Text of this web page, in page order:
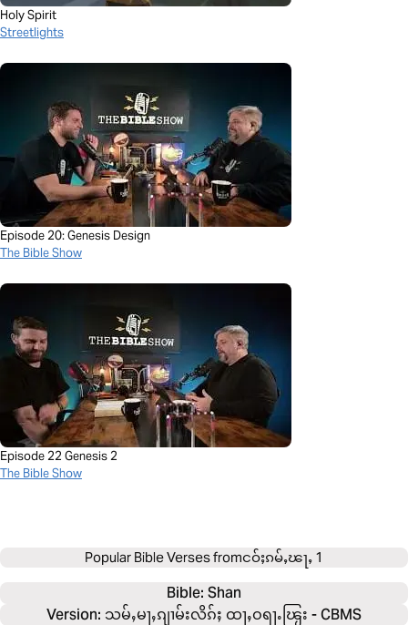
Holy Spirit
Streetlights
Episode 20: Genesis Design
The Bible Show
Episode 22 Genesis 2
The Bible Show
Popular Bible Verses fromငဝ်ႈၵမ်ႇၽႃႇ 1
Bible: Shan
Version: သမ်ႇမႃႇၵျၢမ်းလိၵ်ႈ ထႃႇဝရႃႉၽြႂး - CBMS